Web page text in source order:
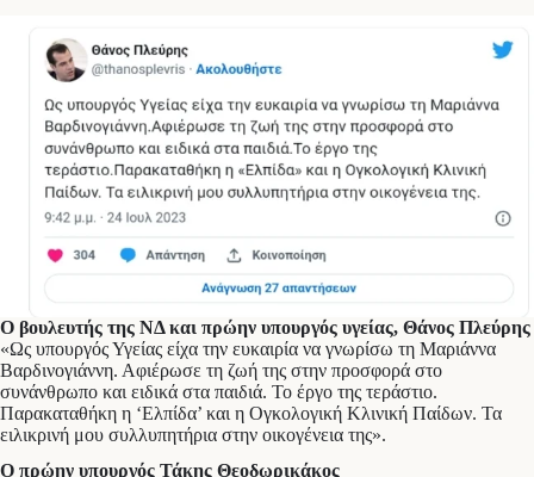
Ο βουλευτής της ΝΔ και πρώην υπουργός υγείας, Θάνος Πλεύρης
«Ως υπουργός Υγείας είχα την ευκαιρία να γνωρίσω τη Μαριάννα
Βαρδινογιάννη. Αφιέρωσε τη ζωή της στην προσφορά στο
συνάνθρωπο και ειδικά στα παιδιά. Το έργο της τεράστιο.
Παρακαταθήκη η ‘Ελπίδα’ και η Ογκολογική Κλινική Παίδων. Τα
ειλικρινή μου συλλυπητήρια στην οικογένεια της».
Ο πρώην υπουργός Τάκης Θεοδωρικάκος